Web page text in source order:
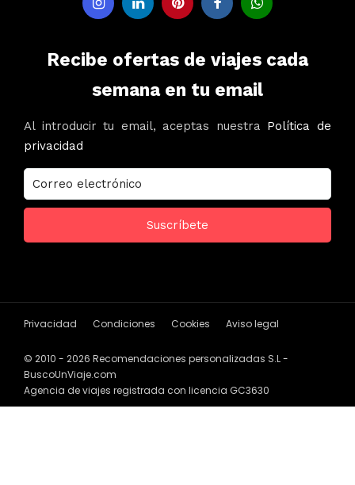
Recibe ofertas de viajes cada
semana en tu email
Al introducir tu email, aceptas nuestra Política de
privacidad
Privacidad Condiciones Cookies Aviso legal
© 2010 - 2026 Recomendaciones personalizadas S.L -
BuscoUnViaje.com
Agencia de viajes registrada con licencia GC3630